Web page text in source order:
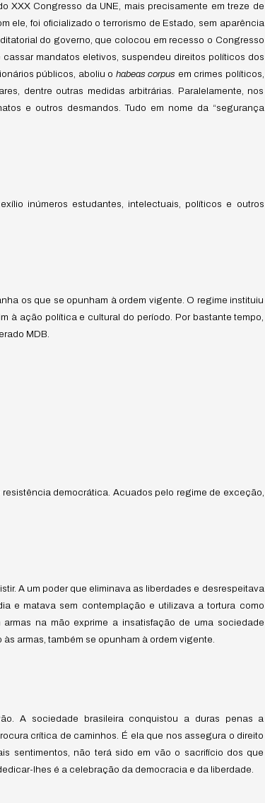
XXX Congresso da UNE, mais precisamente em treze de
ele, foi oficializado o terrorismo de Estado, sem aparência
do governo, que colocou em recesso o Congresso
mandatos eletivos, suspendeu direitos políticos dos
públicos, aboliu o habeas corpus em crimes políticos,
dentre outras medidas arbitrárias. Paralelamente, nos
e outros desmandos. Tudo em nome da “segurança
inúmeros estudantes, intelectuais, políticos e outros
os que se opunham à ordem vigente. O regime instituiu
à ação política e cultural do período. Por bastante tempo,
MDB.
democrática. Acuados pelo regime de exceção,
A um poder que eliminava as liberdades e desrespeitava
e matava sem contemplação e utilizava a tortura como
na mão exprime a insatisfação de uma sociedade
armas, também se opunham à ordem vigente.
A sociedade brasileira conquistou a duras penas a
crítica de caminhos. É ela que nos assegura o direito
sentimentos, não terá sido em vão o sacrifício dos que
lhes é a celebração da democracia e da liberdade.